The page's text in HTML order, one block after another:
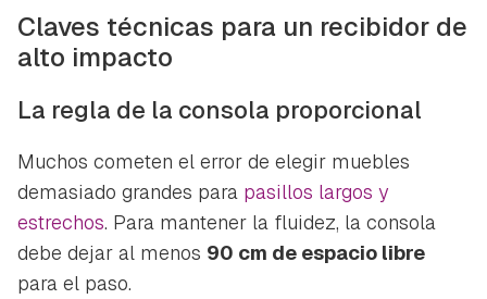
Claves técnicas para un recibidor de
alto impacto
La regla de la consola proporcional
Muchos cometen el error de elegir muebles
demasiado grandes para pasillos largos y
estrechos. Para mantener la fluidez, la consola
debe dejar al menos 90 cm de espacio libre
para el paso.